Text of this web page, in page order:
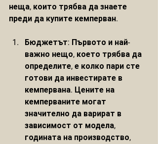
неща, които трябва да знаете
преди да купите кемперван.
Бюджетът: Първото и най-
важно нещо, което трябва да
определите, е колко пари сте
готови да инвестирате в
кемпервана. Цените на
кемперваните могат
значително да варират в
зависимост от модела,
годината на производство,